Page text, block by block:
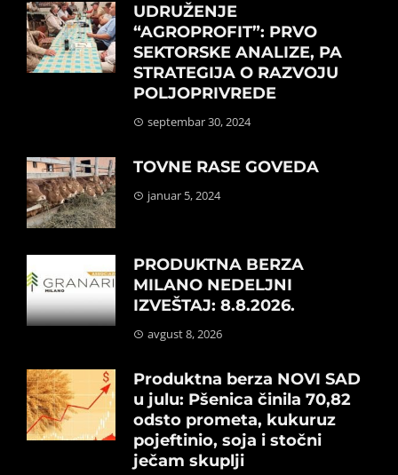
UDRUŽENJE
“AGROPROFIT”: PRVO
SEKTORSKE ANALIZE, PA
STRATEGIJA O RAZVOJU
POLJOPRIVREDE
septembar 30, 2024
TOVNE RASE GOVEDA
januar 5, 2024
PRODUKTNA BERZA
MILANO NEDELJNI
IZVEŠTAJ: 8.8.2026.
avgust 8, 2026
Produktna berza NOVI SAD
u julu: Pšenica činila 70,82
odsto prometa, kukuruz
pojeftinio, soja i stočni
ječam skuplji